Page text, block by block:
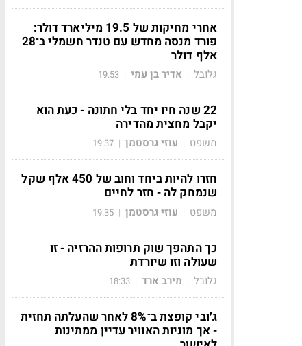
אחרי מחיקות של 19.5 מיליארד דולר:
פורד מנסה מחדש עם טנדר חשמלי ב־28
אלף דולר
גלובל | אדיר בן עמי |
19:53
22 שנה חיו יחד בלי חתונה - כעת הוא
יקבל מחצית מהדירה
משפט | עוזי גרסטמן |
19:37
חזרו להיות ביחד וחוב של 450 אלף שקל
שנמחק לה - חזר לחיים
משפט | עוזי גרסטמן |
19:35
כך התהפך שוק תרופות ההרזיה - זו
שעולה וזו שיורדת
גלובל | מירב ארד |
18:33
ג׳ובי קופצת ב־8% לאחר שהעלתה תחזית
- אך מוניות האוויר עדיין ממתינות